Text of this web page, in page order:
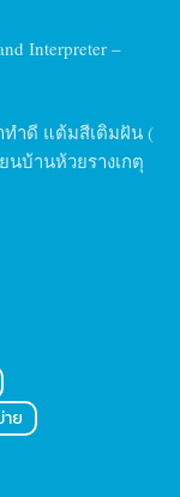
Interpreter –
ทำดี แต้มสีเติมฝัน (
นบ้านห้วยรางเกตุ
ย